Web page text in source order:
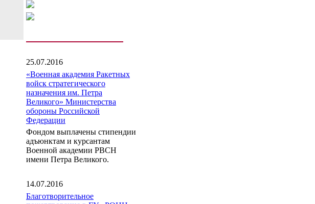
25.07.2016
«Военная академия Ракетных
войск стратегического
назначения им. Петра
Великого» Министерства
обороны Российской
Федерации
Фондом выплачены стипендии
адъюнктам и курсантам
Военной академии РВСН
имени Петра Великого.
14.07.2016
Благотворительное